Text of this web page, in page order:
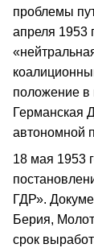
проблемы
апреля 1953
положение в
Германская
автономной
18 мая 1953
ГДР».
Берия,
срок